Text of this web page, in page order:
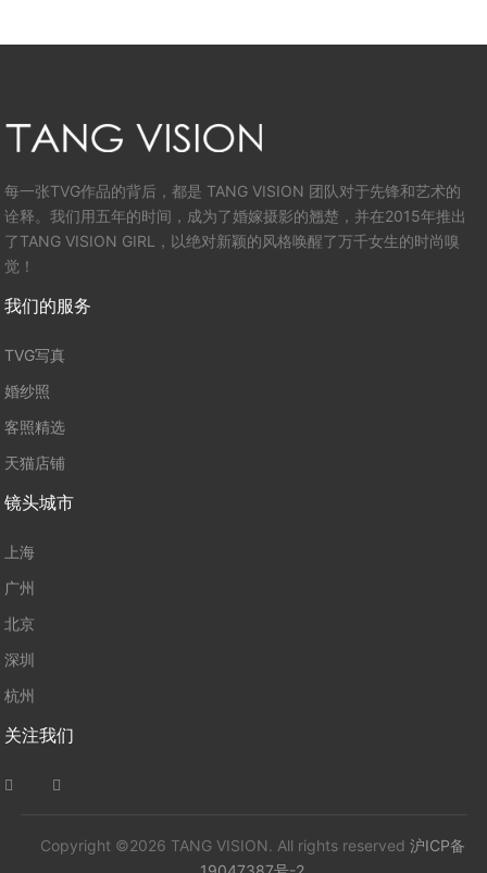
每一张TVG作品的背后，都是 TANG VISION 团队对于先锋和艺术的
诠释。我们用五年的时间，成为了婚嫁摄影的翘楚，并在2015年推出
了TANG VISION GIRL，以绝对新颖的风格唤醒了万千女生的时尚嗅
觉！
我们的服务
TVG写真
婚纱照
客照精选
天猫店铺
镜头城市
上海
广州
北京
深圳
杭州
关注我们
Copyright ©2026 TANG VISION. All rights reserved 沪ICP备